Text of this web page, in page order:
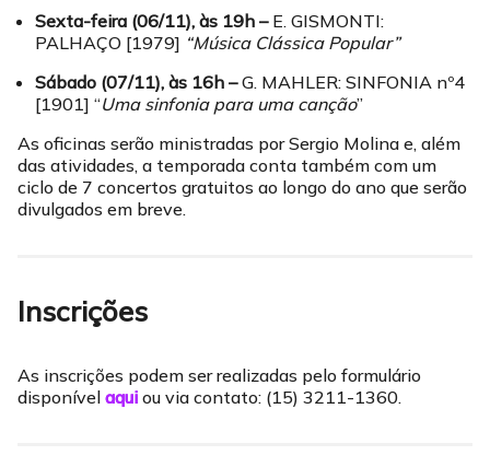
Sexta-feira (06/11), às 19h –E. GISMONTI:
PALHAÇO [1979] “Música Clássica Popular”
Sábado (07/11), às 16h –G. MAHLER: SINFONIA nº4
[1901] “Uma sinfonia para uma canção”
As oficinas serão ministradas por Sergio Molina e, além
das atividades, a temporada conta também com um
ciclo de 7 concertos gratuitos ao longo do ano que serão
divulgados em breve.
Inscrições
As inscrições podem ser realizadas pelo formulário
disponível aqui ou via contato: (15) 3211-1360.